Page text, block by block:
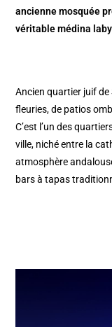
ancienne mosquée
véritable médina
Ancien quartier juif de
fleuries, de patios
C’est l’un des
ville, niché entre la
atmosphère
bars à tapas